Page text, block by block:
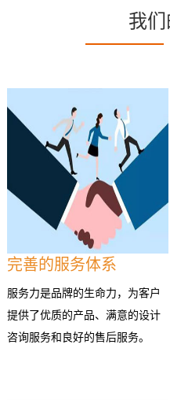
我
完善的服务体系
服务力是品牌的生命力，为客户
提供了优质的产品、满意的设计
咨询服务和良好的售后服务。